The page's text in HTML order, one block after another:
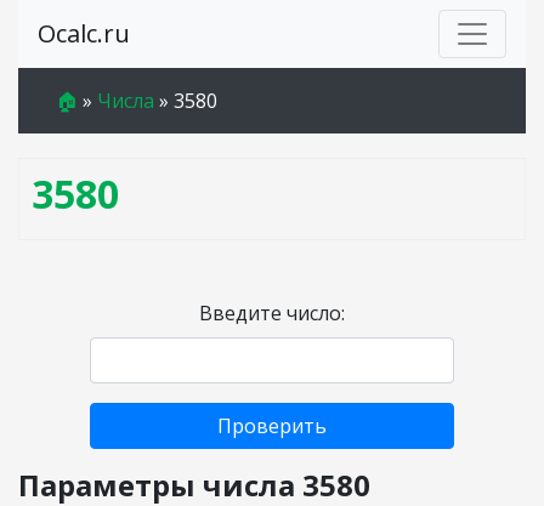
Ocalc.ru
🏠 » Числа » 3580
3580
Введите число:
Проверить
Параметры числа 3580